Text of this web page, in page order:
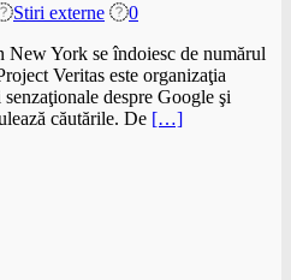
Stiri externe
0
York se îndoiesc de numărul
Veritas este organizaţia
despre Google şi
căutările. De […]